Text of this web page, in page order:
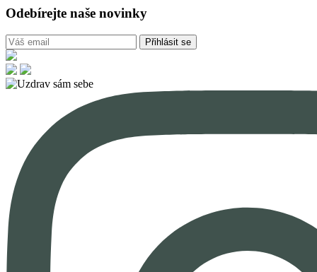
Odebírejte naše novinky
Přihlásit se